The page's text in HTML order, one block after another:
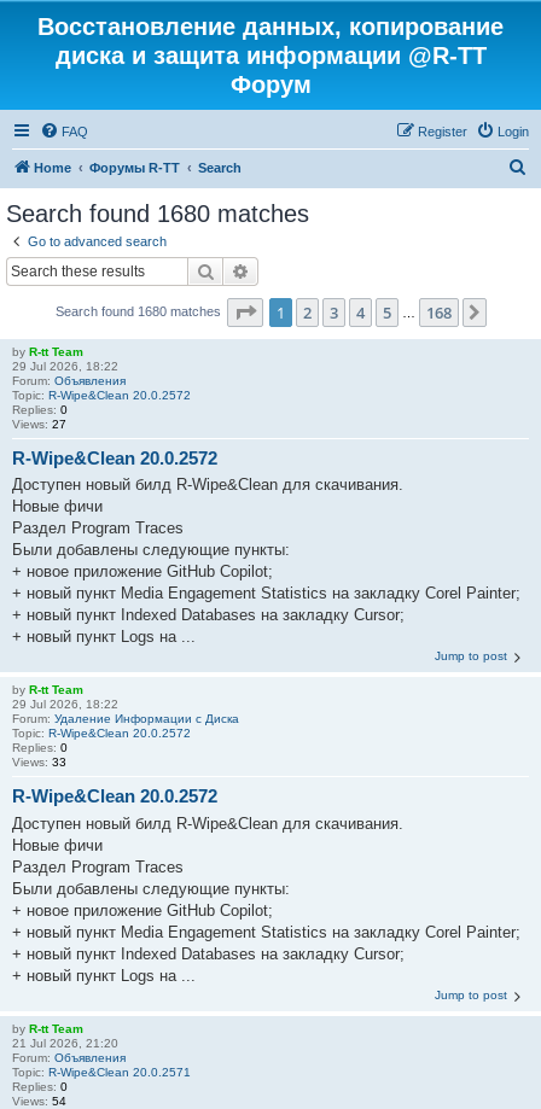
Восстановление данных, копирование
диска и защита информации @R-TT
Форум
FAQ Login
Register
Home Форумы R-TT Search
Search found 1680 matches
Go to advanced search
Search
Search found 1680 matches Page 1of 168
1 2 3 4 5 168
by R-tt Team
29 Jul 2026, 18:22
Forum: Объявления
Topic: R-Wipe&Clean 20.0.2572
Replies: 0
Views: 27
R-Wipe&Clean 20.0.2572
Доступен новый билд R-Wipe&Clean для скачивания.
Новые фичи
Раздел Program Traces
Были добавлены следующие пункты:
+ новое приложение GitHub Copilot;
+ новый пункт Media Engagement Statistics на закладку Corel Painter;
+ новый пункт Indexed Databases на закладку Cursor;
+ новый пункт Logs на ...
Jump to post
by R-tt Team
29 Jul 2026, 18:22
Forum: Удаление Информации с Диска
Topic: R-Wipe&Clean 20.0.2572
Replies: 0
Views: 33
R-Wipe&Clean 20.0.2572
Доступен новый билд R-Wipe&Clean для скачивания.
Новые фичи
Раздел Program Traces
Были добавлены следующие пункты:
+ новое приложение GitHub Copilot;
+ новый пункт Media Engagement Statistics на закладку Corel Painter;
+ новый пункт Indexed Databases на закладку Cursor;
+ новый пункт Logs на ...
Jump to post
by R-tt Team
21 Jul 2026, 21:20
Forum: Объявления
Topic: R-Wipe&Clean 20.0.2571
Replies: 0
Views: 54